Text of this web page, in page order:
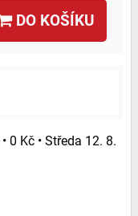
DO KOŠÍKU
• 0 Kč • Středa 12. 8.